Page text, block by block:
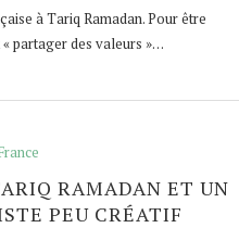
à Tariq Ramadan. Pour être
partager des valeurs »…
RAMADAN ET UN
PEU CRÉATIF